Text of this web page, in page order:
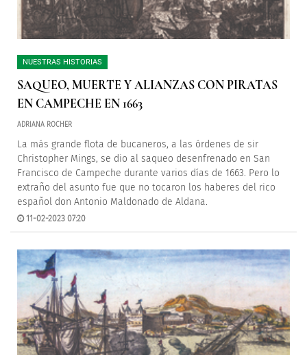
NUESTRAS HISTORIAS
SAQUEO, MUERTE Y ALIANZAS CON PIRATAS
EN CAMPECHE EN 1663
ADRIANA ROCHER
La más grande flota de bucaneros, a las órdenes de sir
Christopher Mings, se dio al saqueo desenfrenado en San
Francisco de Campeche durante varios días de 1663. Pero lo
extraño del asunto fue que no tocaron los haberes del rico
español don Antonio Maldonado de Aldana.
11-02-2023 07:20